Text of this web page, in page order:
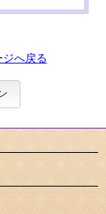
ジへ戻る